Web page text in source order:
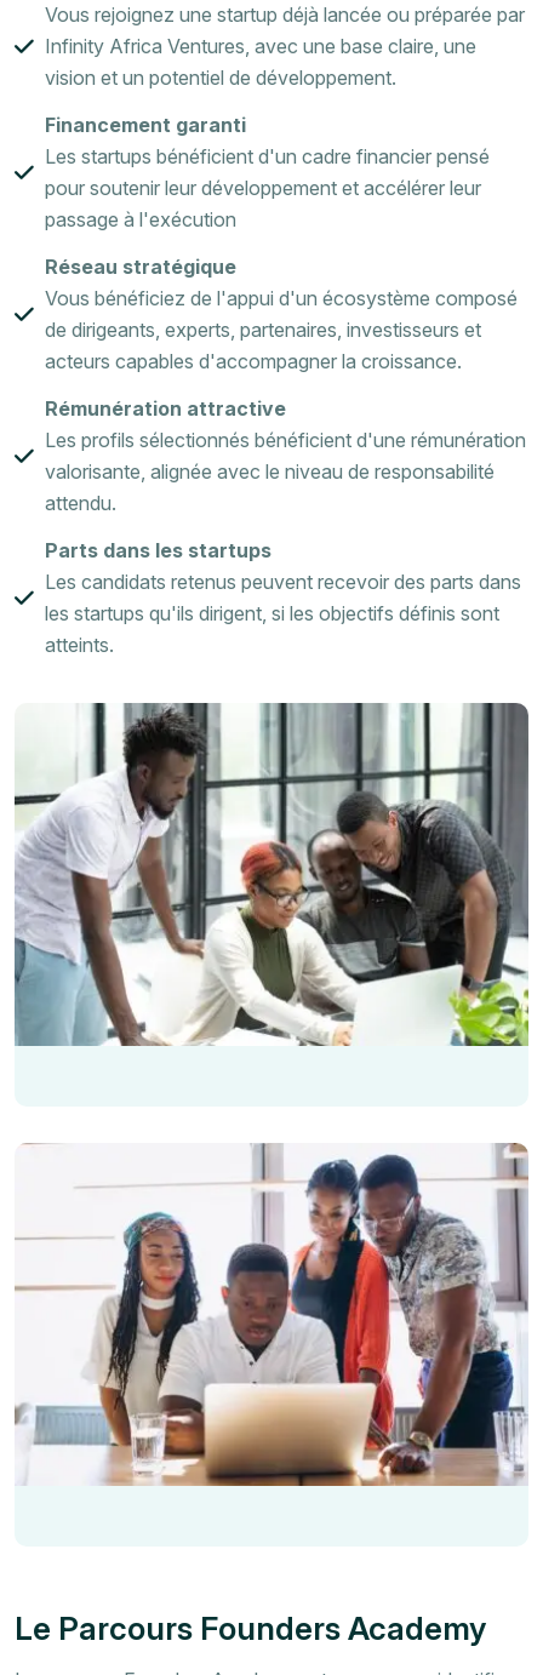
Vous rejoignez une startup déjà lancée ou préparée par
Infinity Africa Ventures, avec une base claire, une
vision et un potentiel de développement.
Financement garanti
Les startups bénéficient d'un cadre financier pensé
pour soutenir leur développement et accélérer leur
passage à l'exécution
Réseau stratégique
Vous bénéficiez de l'appui d'un écosystème composé
de dirigeants, experts, partenaires, investisseurs et
acteurs capables d'accompagner la croissance.
Rémunération attractive
Les profils sélectionnés bénéficient d'une rémunération
valorisante, alignée avec le niveau de responsabilité
attendu.
Parts dans les startups
Les candidats retenus peuvent recevoir des parts dans
les startups qu'ils dirigent, si les objectifs définis sont
atteints.
Le Parcours Founders Academy